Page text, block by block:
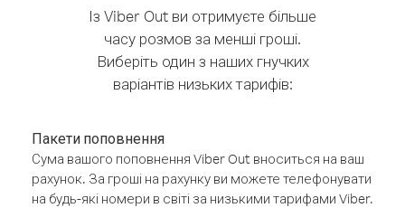
Із Viber Out ви отримуєте більше
часу розмов за менші гроші.
Виберіть один з наших гнучких
варіантів низьких тарифів:
Пакети поповнення
Сума вашого поповнення Viber Out вноситься на ваш
рахунок. За гроші на рахунку ви можете телефонувати
на будь-які номери в світі за низькими тарифами Viber.